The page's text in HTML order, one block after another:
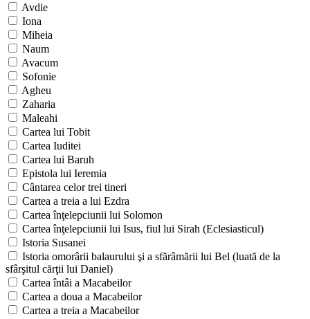
Avdie
Iona
Miheia
Naum
Avacum
Sofonie
Agheu
Zaharia
Maleahi
Cartea lui Tobit
Cartea Iuditei
Cartea lui Baruh
Epistola lui Ieremia
Cântarea celor trei tineri
Cartea a treia a lui Ezdra
Cartea înţelepciunii lui Solomon
Cartea înţelepciunii lui Isus, fiul lui Sirah (Eclesiasticul)
Istoria Susanei
Istoria omorârii balaurului şi a sfărâmării lui Bel (luată de la
sfârşitul cărţii lui Daniel)
Cartea întâi a Macabeilor
Cartea a doua a Macabeilor
Cartea a treia a Macabeilor